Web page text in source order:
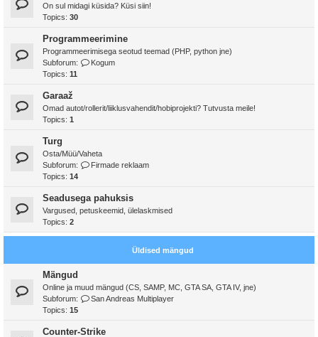
On sul midagi küsida? Küsi siin!
Topics: 30
Programmeerimine
Programmeerimisega seotud teemad (PHP, python jne)
Subforum:
Kogum
Topics: 11
Garaaž
Omad autot/rollerit/liiklusvahendit/hobiprojekti? Tutvusta meile!
Topics: 1
Turg
Osta/Müü/Vaheta
Subforum:
Firmade reklaam
Topics: 14
Seadusega pahuksis
Vargused, petuskeemid, ülelaskmised
Topics: 2
Üldised mängud
Mängud
Online ja muud mängud (CS, SAMP, MC, GTA SA, GTA IV, jne)
Subforum:
San Andreas Multiplayer
Topics: 15
Counter-Strike